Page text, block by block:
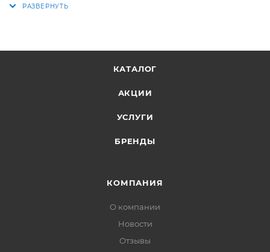
КАТАЛОГ
АКЦИИ
УСЛУГИ
БРЕНДЫ
КОМПАНИЯ
О компании
Новости
Отзывы